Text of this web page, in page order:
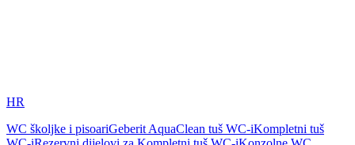
HR
WC školjke i pisoariGeberit AquaClean tuš WC-iKompletni tuš